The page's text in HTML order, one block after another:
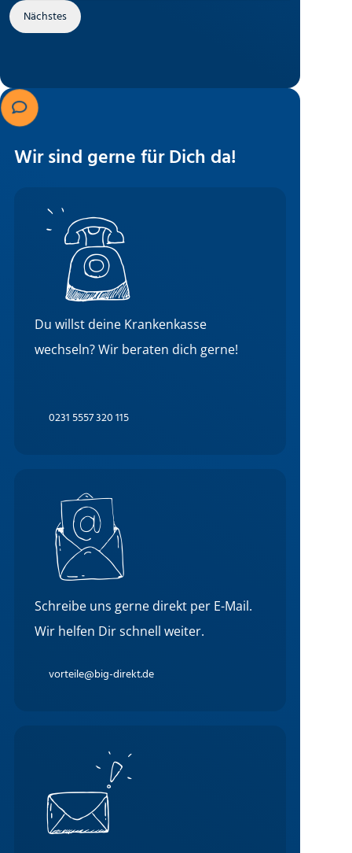
Wir sind gerne für Dich da!
Du willst deine Krankenkasse
wechseln? Wir beraten dich gerne!
0231 5557 320 115
Schreibe uns gerne direkt per E-Mail.
Wir helfen Dir schnell weiter.
vorteile@big-direkt.de